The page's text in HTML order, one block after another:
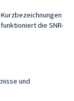
die SNR-
und